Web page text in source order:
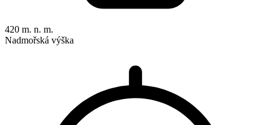
420 m. n. m.
Nadmořská výška